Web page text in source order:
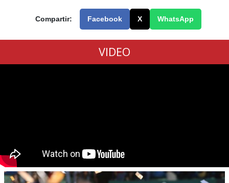
Compartir: Facebook X WhatsApp
VIDEO